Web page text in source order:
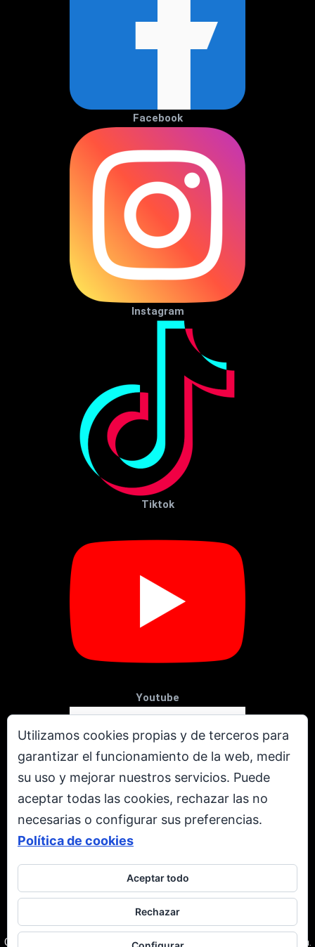
Utilizamos cookies propias y de terceros para
garantizar el funcionamiento de la web, medir
su uso y mejorar nuestros servicios. Puede
aceptar todas las cookies, rechazar las no
necesarias o configurar sus preferencias.
Política de cookies
Aceptar todo
Rechazar
Facebook
Instagram
Tiktok
Youtube
X
Todos los derechos reservados. © Copyright 2001 - 2026.
Corporación Televen C.A. RIF: J-00237616-3. Caracas | Venezuela.